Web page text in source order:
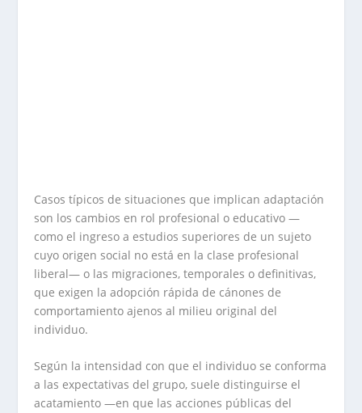
Casos típicos de situaciones que implican adaptación
son los cambios en rol profesional o educativo —
como el ingreso a estudios superiores de un sujeto
cuyo origen social no está en la clase profesional
liberal— o las migraciones, temporales o definitivas,
que exigen la adopción rápida de cánones de
comportamiento ajenos al milieu original del
individuo.
Según la intensidad con que el individuo se conforma
a las expectativas del grupo, suele distinguirse el
acatamiento —en que las acciones públicas del